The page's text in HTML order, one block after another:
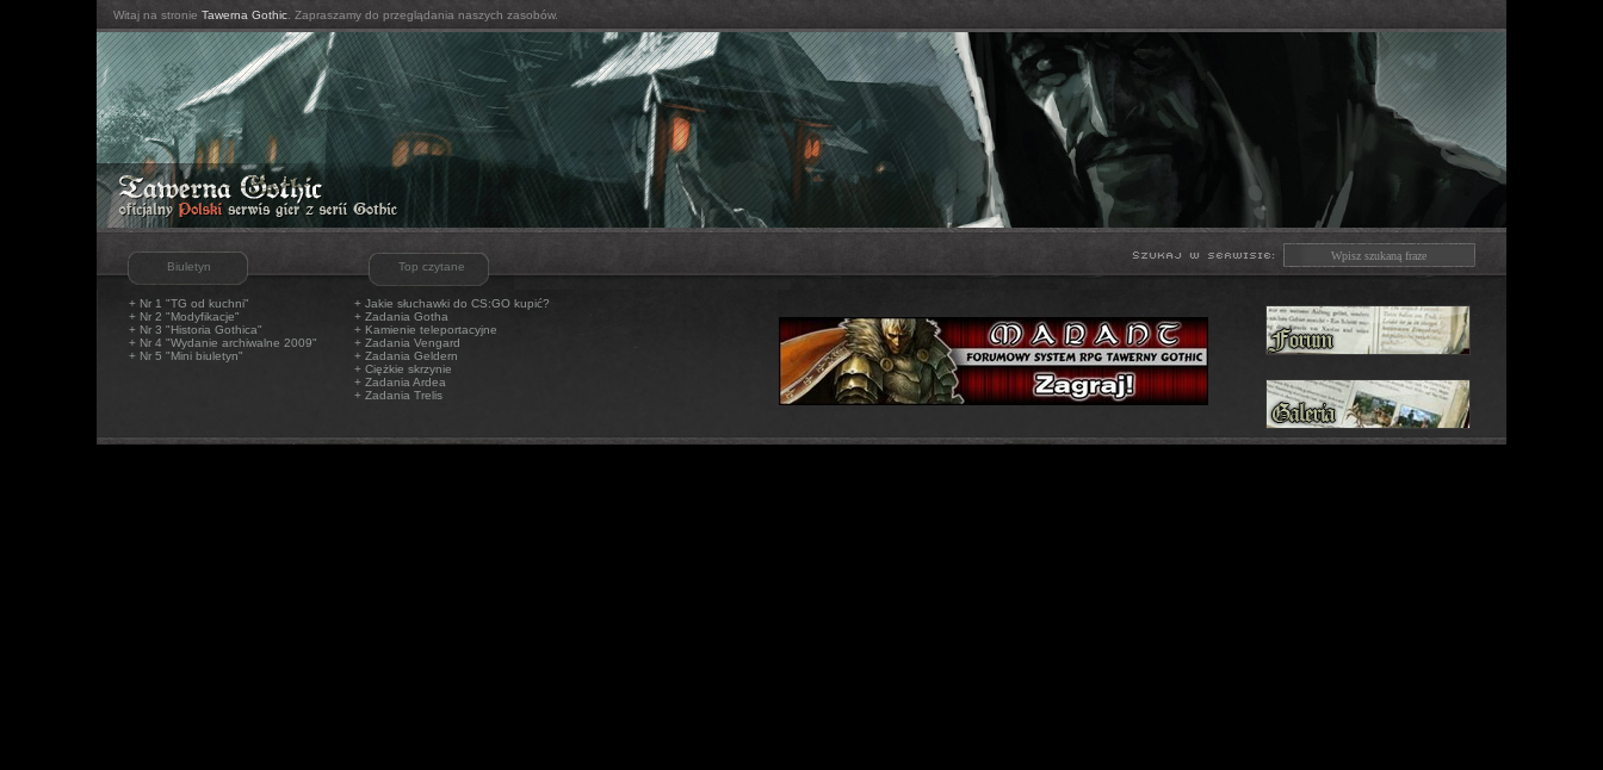
Witaj na stronie Tawerna Gothic . Zapraszamy do przeglądania naszych zasobów.
Biuletyn Top czytane
+ Nr 1 "TG od kuchni"
+ Nr 2 "Modyfikacje"
+ Nr 3 "Historia Gothica"
+ Nr 4 "Wydanie archiwalne 2009"
+ Nr 5 "Mini biuletyn"
+ Jakie słuchawki do CS:GO kupić?
+ Zadania Gotha
+ Kamienie teleportacyjne
+ Zadania Vengard
+ Zadania Geldern
+ Ciężkie skrzynie
+ Zadania Ardea
+ Zadania Trelis